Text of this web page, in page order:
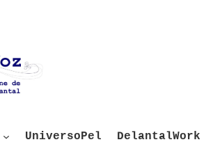
UniversoPel DelantalWork